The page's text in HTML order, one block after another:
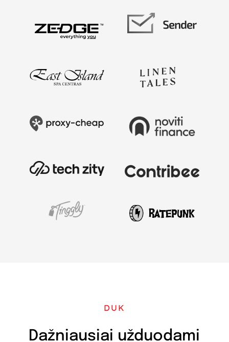
DUK
Dažniausiai užduodami